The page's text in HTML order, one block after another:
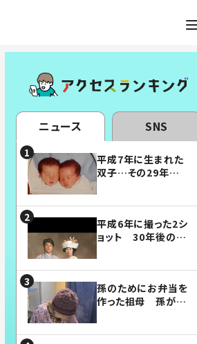
ニュース SNS
平成7年に生まれた
双子…その29年後
平成6年に撮った2シ
ョット 30年後の姿
孫のためにお弁当を
作った祖母 孫が絶